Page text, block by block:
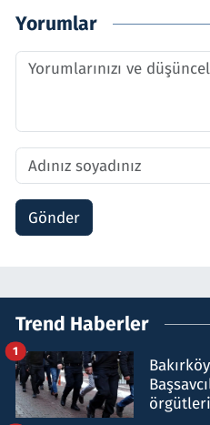
Yorumlar
Gönder
Trend Haberler
1